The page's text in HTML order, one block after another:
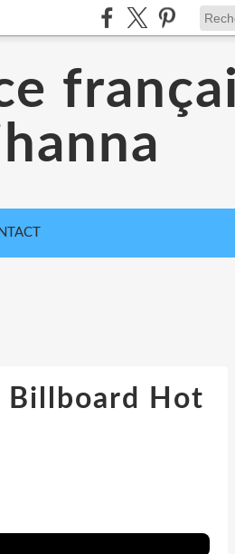
Billboard Hot